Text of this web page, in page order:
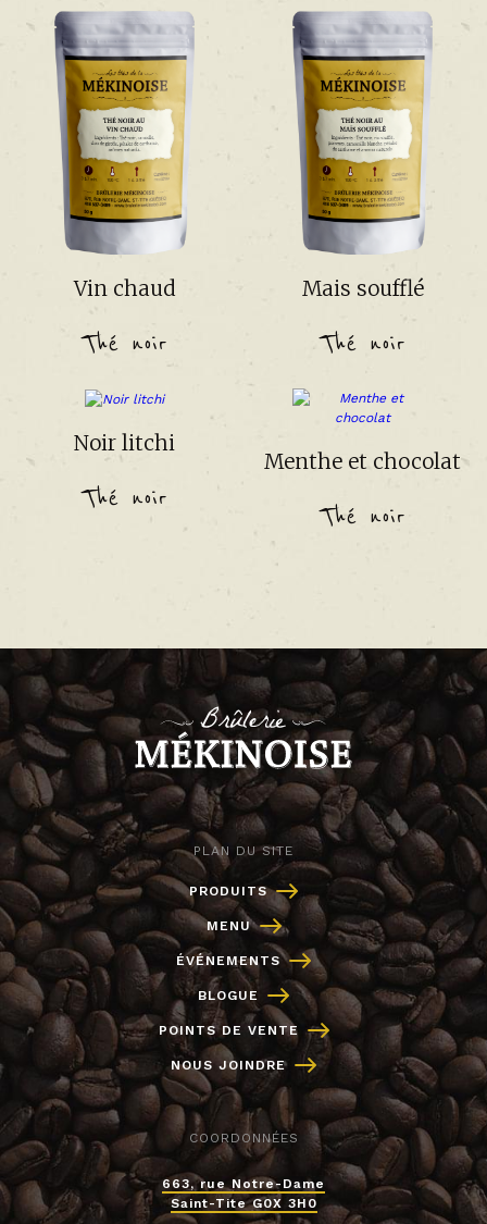
Vin chaud
Thé noir
Mais soufflé
Thé noir
Noir litchi
Thé noir
Menthe et chocolat
Thé noir
PLAN DU SITE
PRODUITS
MENU
ÉVÉNEMENTS
BLOGUE
POINTS DE VENTE
NOUS JOINDRE
COORDONNÉES
663, rue Notre-Dame
Saint-Tite G0X 3H0